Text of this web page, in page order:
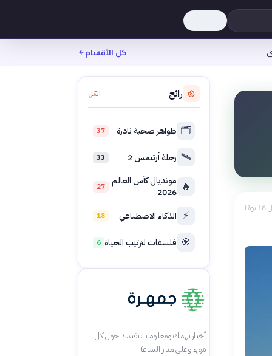
كل الأقسام
رائج الكل
🗂️ ظواهر صحية نادرة 37
🛰️ رحلة أرتيمس 2 33
🔥 مونديال كأس العالم
2026
27
⚡ الذكاء الاصطناعي 18
🎯 فلسفات لترتيب الحياة 6
أخبار تهمك ومعلومات تفيدك حول كل
شيء وعلى مدار الساعة